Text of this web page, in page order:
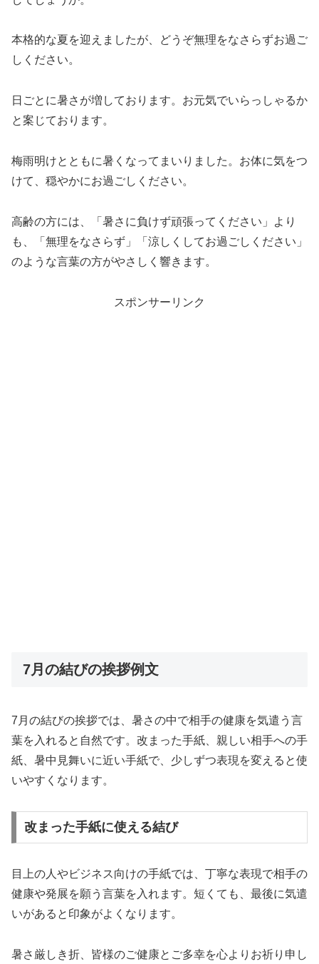
本格的な夏を迎えましたが、どうぞ無理をなさらずお過ご
しください。
日ごとに暑さが増しております。お元気でいらっしゃるか
と案じております。
梅雨明けとともに暑くなってまいりました。お体に気をつ
けて、穏やかにお過ごしください。
高齢の方には、「暑さに負けず頑張ってください」より
も、「無理をなさらず」「涼しくしてお過ごしください」
のような言葉の方がやさしく響きます。
スポンサーリンク
7月の結びの挨拶例文
7月の結びの挨拶では、暑さの中で相手の健康を気遣う言
葉を入れると自然です。改まった手紙、親しい相手への手
紙、暑中見舞いに近い手紙で、少しずつ表現を変えると使
いやすくなります。
改まった手紙に使える結び
目上の人やビジネス向けの手紙では、丁寧な表現で相手の
健康や発展を願う言葉を入れます。短くても、最後に気遣
いがあると印象がよくなります。
暑さ厳しき折、皆様のご健康とご多幸を心よりお祈り申し